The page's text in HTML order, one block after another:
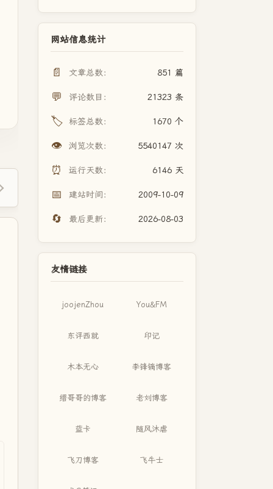
网站信息统计
📄 文章总数： 851 篇
💬 评论数目： 21323 条
🏷️ 标签总数： 1670 个
👁️ 浏览次数： 5540147 次
⏰ 运行天数： 6146 天
📅 建站时间： 2009-10-09
🔄 最后更新： 2026-08-03
友情链接
joojenZhou You&FM
东评西就 印记
木本无心 李锋镝博客
缙哥哥的博客 老刘博客
蓝卡 随风沐虐
飞刀博客 飞牛士